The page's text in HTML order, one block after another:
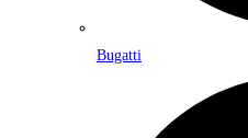
Bugatti